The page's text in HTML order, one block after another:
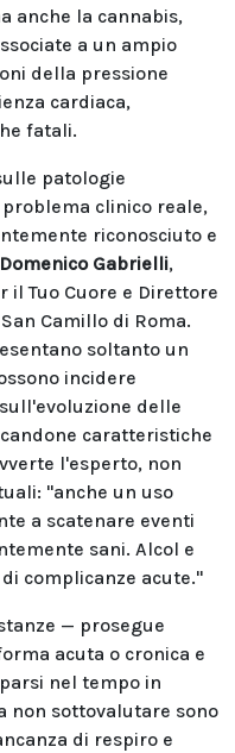
anche la cannabis,
a un ampio
della pressione
cardiaca,
fatali.
patologie
clinico reale,
riconosciuto e
Domenico Gabrielli,
il Tuo Cuore e Direttore
Camillo di Roma.
soltanto un
incidere
delle
caratteristiche
l'esperto, non
"anche un uso
a scatenare eventi
sani. Alcol e
complicanze acute."
— prosegue
acuta o cronica e
nel tempo in
non sottovalutare sono
di respiro e